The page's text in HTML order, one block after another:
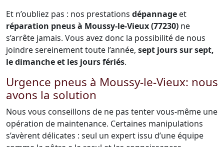
Et n’oubliez pas : nos prestations dépannage et
réparation pneus à Moussy-le-Vieux (77230) ne
s’arrête jamais. Vous avez donc la possibilité de nous
joindre sereinement toute l’année, sept jours sur sept,
le dimanche et les jours fériés.
Urgence pneus à Moussy-le-Vieux: nous
avons la solution
Nous vous conseillons de ne pas tenter vous-même une
opération de maintenance. Certaines manipulations
s’avèrent délicates : seul un expert issu d’une équipe